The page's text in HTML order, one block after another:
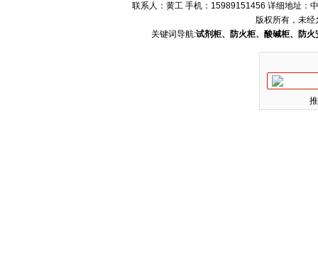
联系人：黄工 手机：15989151456 详细地址：
版权所有，未经
关键词导航:试剂柜、防火柜、酸碱柜、防